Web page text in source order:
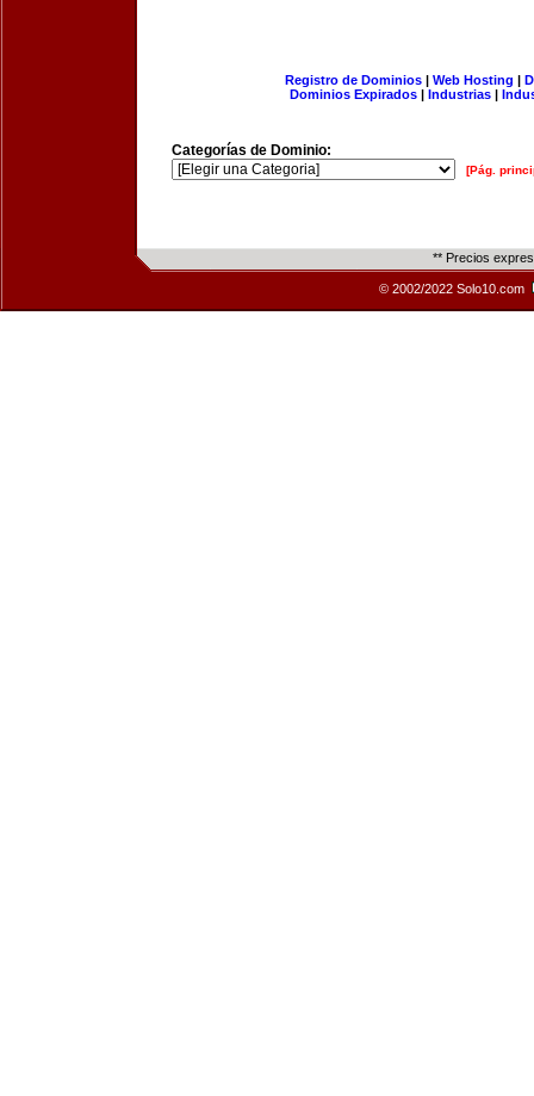
Registro de Dominios| Web Hosting |
Dominios Expirados | Industrias |
Categorías de Dominio:
[Pág.
** Precios
© 2002/2022 Solo10.com